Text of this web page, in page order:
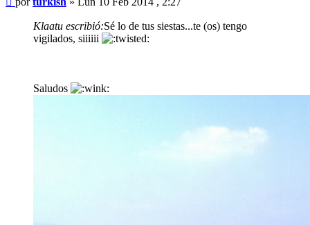
Klaatu escribió:Sé lo de tus siestas...te (os) tengo
vigilados, siiiiii
Saludos